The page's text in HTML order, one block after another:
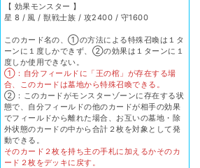
【 効果モンスター 】
星 8 / 風 / 獣戦士族 / 攻2400 / 守1600
このカード名の、①の方法による特殊召喚は１タ
ーンに１度しかできず、②の効果は１ターンに１
度しか使用できない。
①：自分フィールドに「王の棺」が存在する場
合、このカードは墓地から特殊召喚できる。
②：このカードがモンスターゾーンに存在する状
態で、自分フィールドの他のカードが相手の効果
でフィールドから離れた場合、お互いの墓地・除
外状態のカードの中から合計２枚を対象として発
動できる。
そのカード２枚を持ち主の手札に加えるかそのカ
ード２枚をデッキに戻す。